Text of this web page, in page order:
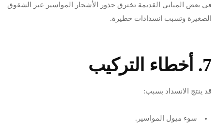
في بعض المباني القديمة تخترق جذور الأشجار المواسير عبر الشقوق
الصغيرة وتسبب انسدادات خطيرة.
7. أخطاء التركيب
قد ينتج الانسداد بسبب:
سوء ميول المواسير.